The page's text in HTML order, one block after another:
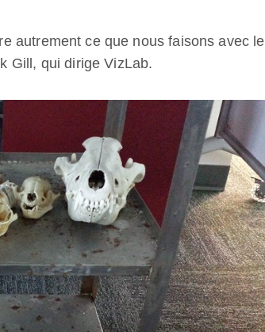
autrement ce que nous faisons avec le
Gill, qui dirige VizLab.